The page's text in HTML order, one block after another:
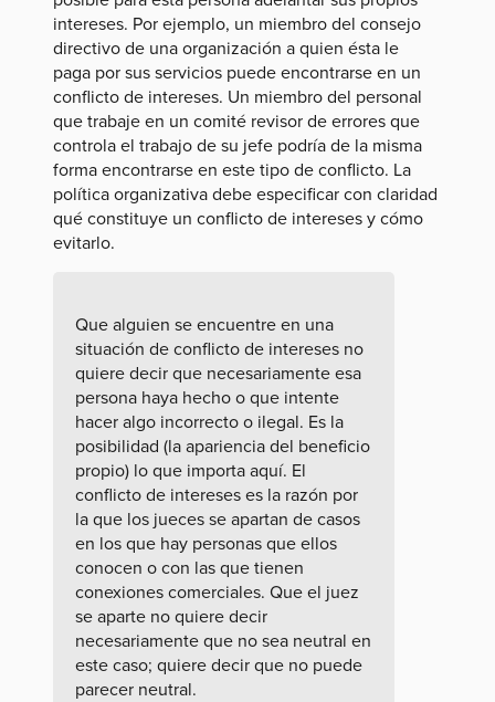
intereses. Por ejemplo, un miembro del consejo
directivo de una organización a quien ésta le
paga por sus servicios puede encontrarse en un
conflicto de intereses. Un miembro del personal
que trabaje en un comité revisor de errores que
controla el trabajo de su jefe podría de la misma
forma encontrarse en este tipo de conflicto. La
política organizativa debe especificar con claridad
qué constituye un conflicto de intereses y cómo
evitarlo.
Que alguien se encuentre en una
situación de conflicto de intereses no
quiere decir que necesariamente esa
persona haya hecho o que intente
hacer algo incorrecto o ilegal. Es la
posibilidad (la apariencia del beneficio
propio) lo que importa aquí. El
conflicto de intereses es la razón por
la que los jueces se apartan de casos
en los que hay personas que ellos
conocen o con las que tienen
conexiones comerciales. Que el juez
se aparte no quiere decir
necesariamente que no sea neutral en
este caso; quiere decir que no puede
parecer neutral.